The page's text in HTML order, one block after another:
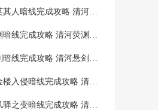
燕云十六声田英其人暗线完成攻略 清河田英其人暗涌怎么触发
燕云十六声荧渊暗线完成攻略 清河荧渊暗涌怎么触发
燕云十六声悬剑暗线完成攻略 清河悬剑暗涌怎么触发
燕云十六声绣金楼入侵暗线完成攻略 清河绣金楼入侵暗涌怎么触发
燕云十六声清风驿之变暗线完成攻略 清河清风驿之变暗涌怎么触发